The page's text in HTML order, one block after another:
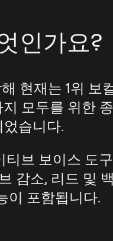
인가요?
현재는 1위 보
모두를 위한
습니다.
브 보이스 도
감소, 리드 및
이 포함됩니다.